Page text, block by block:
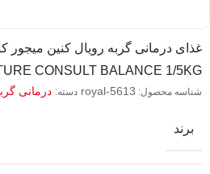
CONSULT BALANCE 1/5KG
شناسه محصول: royal-5613 دسته: درمانی
برند